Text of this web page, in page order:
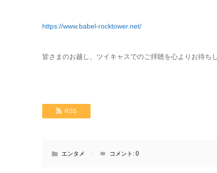
https://www.babel-rocktower.net/
皆さまのお越し、ツイキャスでのご拝聴を心よりお待ち
RSS
エンタメ コメント: 0